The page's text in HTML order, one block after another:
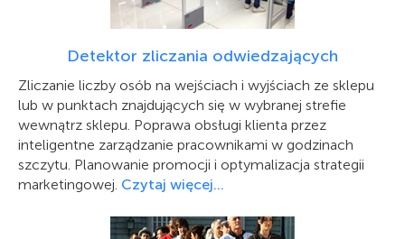
Detektor zliczania odwiedzających
Zliczanie liczby osób na wejściach i wyjściach ze sklepu
lub w punktach znajdujących się w wybranej strefie
wewnątrz sklepu. Poprawa obsługi klienta przez
inteligentne zarządzanie pracownikami w godzinach
szczytu. Planowanie promocji i optymalizacja strategii
marketingowej. Czytaj więcej…